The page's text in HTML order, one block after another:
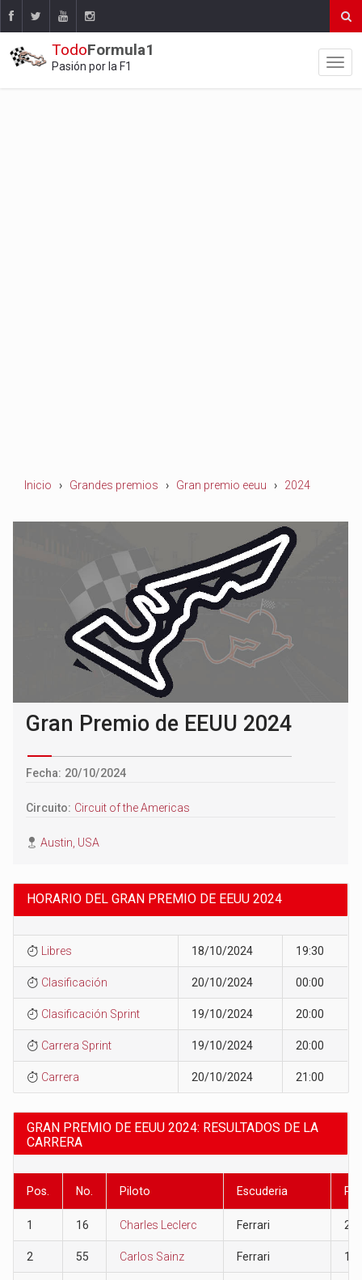
TodoFormula1
Pasión por la F1
Inicio Grandes premios Gran premio eeuu 2024
Gran Premio de EEUU 2024
Fecha: 20/10/2024
Circuito: Circuit of the Americas
Austin, USA
HORARIO DEL GRAN PREMIO DE EEUU 2024
Libres 18/10/2024 19:30
Clasificación 20/10/2024 00:00
Clasificación Sprint 19/10/2024 20:00
Carrera Sprint 19/10/2024 20:00
Carrera 20/10/2024 21:00
GRAN PREMIO DE EEUU 2024: RESULTADOS DE LA
CARRERA
Pos. No. Piloto Escuderia
1 16 Charles Leclerc Ferrari 25
2 55 Carlos Sainz Ferrari 18